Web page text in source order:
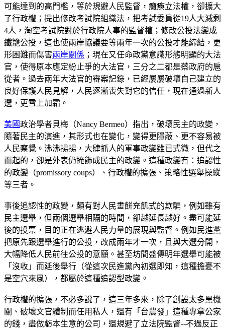
可能達到的高門檻，等於規避人民監督，癱瘓立法權，卻擴大
了行政權；提出修改考試院組織法，把考試委員從19人大減剩
4人，淘空考試院對於行政院人事的監督權；修改公投法變成
鐵籠公投，這也使兩岸協議要等兩年一次的公投才能締結，更
形困難而傷害兩岸關係 ；現在又任命政黨意識形態明顯的大法
官，使得原本應定紛止爭的大法官，三分之二都是蔡政府的扈
從者。過去兩年大法官的審案記錄，已經屢屢破壞自己建立的
良好保護人民見解，人民逐漸喪失對它的信任，現在通過新人
選，更雪上加霜。
美國政治學者貝梅（Nancy Bermeo）指出，破壞民主的政變，
隨著民主的演進，其形式也在變化，變得更隱蔽、更不容易被
人民察覺。沸沸揚揚，大肆抓人的軍事政變雖已式微，但代之
而起的，卻是外表仍掩飾成民主的政變。這種政變有：追認性
的政變（promissory coups）、行政權的擴張、策略性選舉操縱
等三者。
事後追認性的政變，頗有對人民畫餅充飢式的欺騙，例如雖有
民主選舉，但兩個選舉相隔的時間，卻越延長越好。盡可能延
後的投票，目的正在逃避人民力量的展現與監督。例如民進黨
把原先跟選舉進行的公投，改成兩年才一次，且與大選分開，
大幅降低人民前往公投的意願。甚至坊間盛傳明年選舉可能被
「沒收」而延後舉行（從這次民進黨內初選即知，這種擔憂不
是空穴來風），都屬於這種追認型政變。
行政權的擴張，不必多說了，這三年多來，除了創設太多黑機
關、破壞文官體制而任用私人，還有「台農發」這種專拿公家
的錢，盡做虧本生意的公司，還規避了立法院監督--不過反正